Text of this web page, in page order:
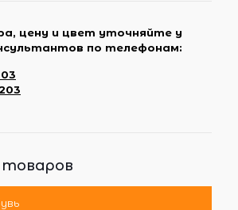
цену и цвет уточняйте у
по телефонам: